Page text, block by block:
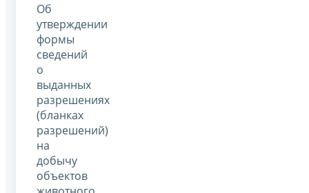
Об
утверждении
формы
сведений
о
выданных
разрешениях
(бланках
разрешений)
на
добычу
объектов